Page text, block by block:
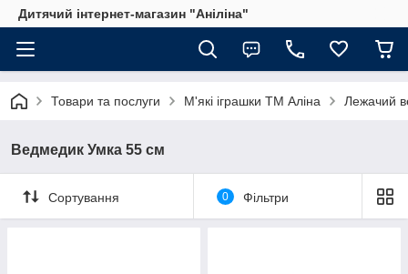
Дитячий інтернет-магазин "Аніліна"
Товари та послуги М'які іграшки ТМ Аліна Лежачий
Ведмедик Умка 55 см
Сортування 0 Фільтри